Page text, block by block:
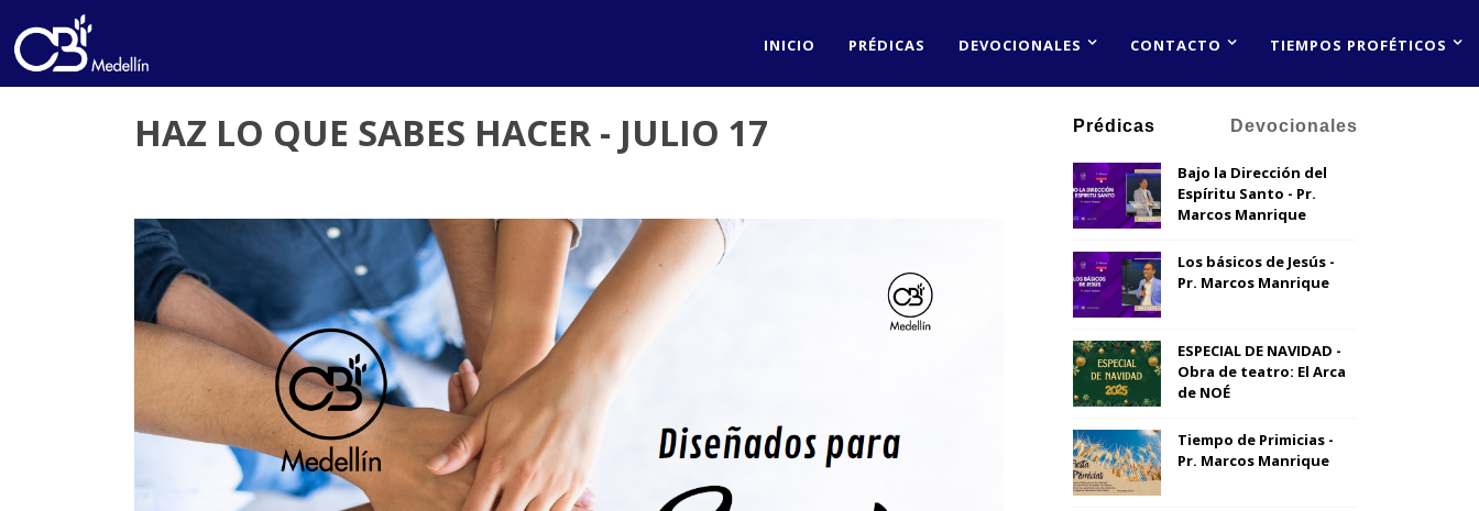
INICIO PRÉDICAS DEVOCIONALES CONTACTO TIEMPOS PROFÉTICOS
HAZ LO QUE SABES HACER - JULIO 17 Prédicas Devocionales
Bajo la Dirección del
Espíritu Santo - Pr.
Marcos Manrique
Los básicos de Jesús -
Pr. Marcos Manrique
ESPECIAL DE NAVIDAD -
Obra de teatro: El Arca
de NOÉ
Tiempo de Primicias -
Pr. Marcos Manrique